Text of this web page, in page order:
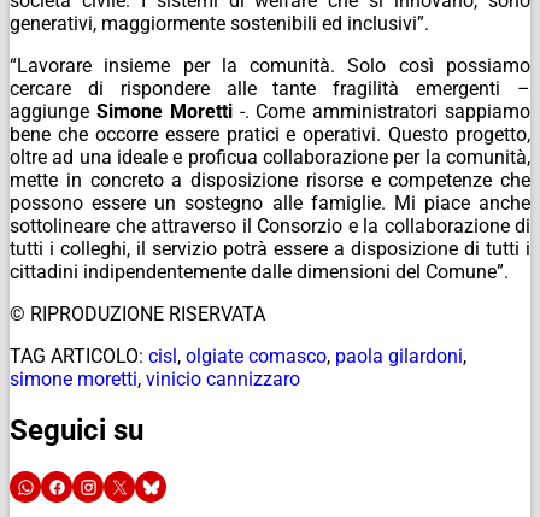
generativi, maggiormente sostenibili ed inclusivi”.
“Lavorare insieme per la comunità. Solo così possiamo
cercare di rispondere alle tante fragilità emergenti –
aggiunge Simone Moretti-. Come amministratori sappiamo
bene che occorre essere pratici e operativi. Questo progetto,
oltre ad una ideale e proficua collaborazione per la comunità,
mette in concreto a disposizione risorse e competenze che
possono essere un sostegno alle famiglie. Mi piace anche
sottolineare che attraverso il Consorzio e la collaborazione di
tutti i colleghi, il servizio potrà essere a disposizione di tutti i
cittadini indipendentemente dalle dimensioni del Comune”.
© RIPRODUZIONE RISERVATA
TAG ARTICOLO: cisl, olgiate comasco, paola gilardoni,
simone moretti, vinicio cannizzaro
Seguici su